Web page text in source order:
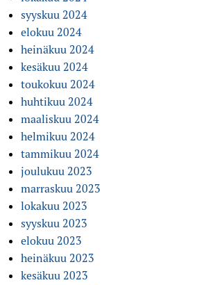
syyskuu 2024
elokuu 2024
heinäkuu 2024
kesäkuu 2024
toukokuu 2024
huhtikuu 2024
maaliskuu 2024
helmikuu 2024
tammikuu 2024
joulukuu 2023
marraskuu 2023
lokakuu 2023
syyskuu 2023
elokuu 2023
heinäkuu 2023
kesäkuu 2023